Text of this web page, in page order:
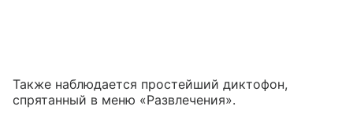
Также наблюдается простейший диктофон,
спрятанный в меню «Развлечения».